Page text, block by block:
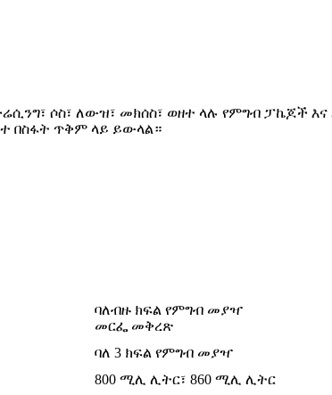
ሶስ፣ ለውዝ፣ መክሰስ፣ ወዘተ ላሉ የምግብ ፓኬጆች
በስፋት ጥቅም ላይ ይውላል።
ባለብዙ ክፍል የምግብ መያዣ
መርፌ መቅረጽ
ባለ 3 ክፍል የምግብ መያዣ
800 ሚሊ ሊትር፣ 860 ሚሊ ሊትር